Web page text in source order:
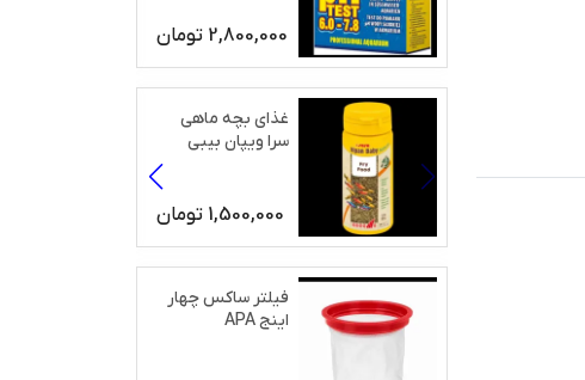
2,800,000 تومان
غذای بچه ماهی
سرا ویپان بیبی
1,500,000 تومان
فیلتر ساکس چهار
اینج APA